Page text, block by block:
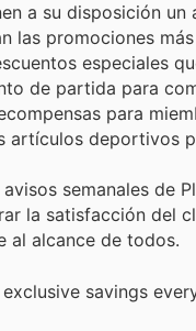
a su disposición
las promociones
especiales
de partida para
para
artículos deportivos
semanales de
la satisfacción del
al alcance de todos.
savings